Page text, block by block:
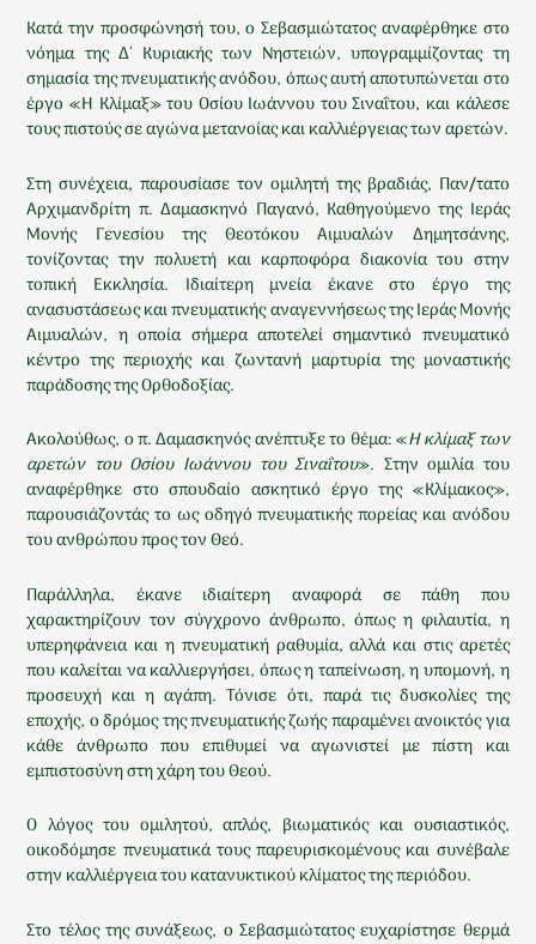
Κατά την προσφώνησή του, ο Σεβασμιώτατος αναφέρθηκε στο
νόημα της Δ΄ Κυριακής των Νηστειών, υπογραμμίζοντας τη
σημασία της πνευματικής ανόδου, όπως αυτή αποτυπώνεται στο
έργο «Η Κλίμαξ» του Οσίου Ιωάννου του Σιναΐτου, και κάλεσε
τους πιστούς σε αγώνα μετανοίας και καλλιέργειας των αρετών.
Στη συνέχεια, παρουσίασε τον ομιλητή της βραδιάς, Παν/τατο
Αρχιμανδρίτη π. Δαμασκηνό Παγανό, Καθηγούμενο της Ιεράς
Μονής Γενεσίου της Θεοτόκου Αιμυαλών Δημητσάνης,
τονίζοντας την πολυετή και καρποφόρα διακονία του στην
τοπική Εκκλησία. Ιδιαίτερη μνεία έκανε στο έργο της
ανασυστάσεως και πνευματικής αναγεννήσεως της Ιεράς Μονής
Αιμυαλών, η οποία σήμερα αποτελεί σημαντικό πνευματικό
κέντρο της περιοχής και ζωντανή μαρτυρία της μοναστικής
παράδοσης της Ορθοδοξίας.
Ακολούθως, ο π. Δαμασκηνός ανέπτυξε το θέμα: «Η κλίμαξ των
αρετών του Οσίου Ιωάννου του Σιναΐτου». Στην ομιλία του
αναφέρθηκε στο σπουδαίο ασκητικό έργο της «Κλίμακος»,
παρουσιάζοντάς το ως οδηγό πνευματικής πορείας και ανόδου
του ανθρώπου προς τον Θεό.
Παράλληλα, έκανε ιδιαίτερη αναφορά σε πάθη που
χαρακτηρίζουν τον σύγχρονο άνθρωπο, όπως η φιλαυτία, η
υπερηφάνεια και η πνευματική ραθυμία, αλλά και στις αρετές
που καλείται να καλλιεργήσει, όπως η ταπείνωση, η υπομονή, η
προσευχή και η αγάπη. Τόνισε ότι, παρά τις δυσκολίες της
εποχής, ο δρόμος της πνευματικής ζωής παραμένει ανοικτός για
κάθε άνθρωπο που επιθυμεί να αγωνιστεί με πίστη και
εμπιστοσύνη στη χάρη του Θεού.
Ο λόγος του ομιλητού, απλός, βιωματικός και ουσιαστικός,
οικοδόμησε πνευματικά τους παρευρισκομένους και συνέβαλε
στην καλλιέργεια του κατανυκτικού κλίματος της περιόδου.
Στο τέλος της συνάξεως, ο Σεβασμιώτατος ευχαρίστησε θερμά